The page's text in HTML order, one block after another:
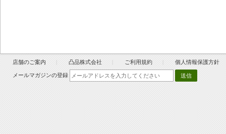
店舗のご案内 凸品株式会社 ご利用規約 個人情報保護方針
メールマガジンの登録 送信